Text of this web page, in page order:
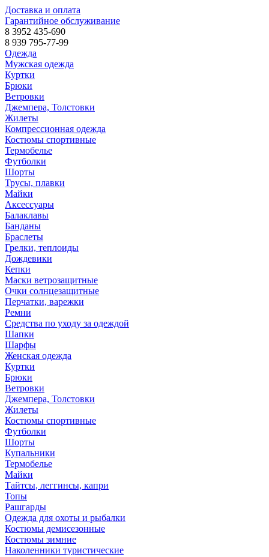
Доставка и оплата
Гарантийное обслуживание
8 3952 435-690
8 939 795-77-99
Одежда
Мужская одежда
Куртки
Брюки
Ветровки
Джемпера, Толстовки
Жилеты
Компрессионная одежда
Костюмы спортивные
Термобелье
Футболки
Шорты
Трусы, плавки
Майки
Аксессуары
Балаклавы
Банданы
Браслеты
Грелки, теплоиды
Дождевики
Кепки
Маски ветрозащитные
Очки солнцезащитные
Перчатки, варежки
Ремни
Средства по уходу за одеждой
Шапки
Шарфы
Женская одежда
Куртки
Брюки
Ветровки
Джемпера, Толстовки
Жилеты
Костюмы спортивные
Футболки
Шорты
Купальники
Термобелье
Майки
Тайтсы, леггинсы, капри
Топы
Рашгарды
Одежда для охоты и рыбалки
Костюмы демисезонные
Костюмы зимние
Наколенники туристические